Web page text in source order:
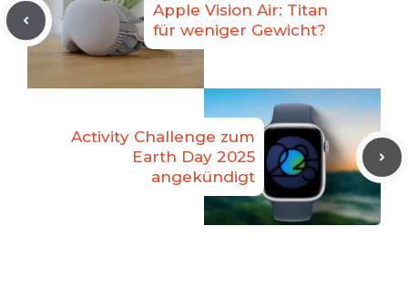
Apple Vision Air: Titan
für weniger Gewicht?
Activity Challenge zum
Earth Day 2025
angekündigt